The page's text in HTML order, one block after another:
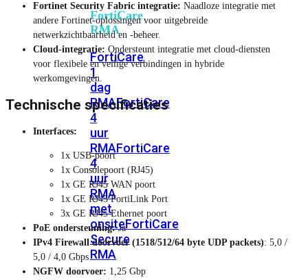
FortiCare
RMA
FortiCare
1
dag
RMAFortiCare
4
uur
RMAFortiCare
4
uur
RMA
met
onsiteFortiCare
Secure
RMA
Fortinet Security Fabric integratie: Naadloze integratie met
andere Fortinet-oplossingen voor uitgebreide
netwerkzichtbaarheid en -beheer.
Cloud-integratie: Ondersteunt integratie met cloud-diensten
voor flexibele en veilige verbindingen in hybride
werkomgevingen.
Technische specificaties
Interfaces:
1x USB-poort
1x Consolepoort (RJ45)
1x GE RJ45 WAN poort
1x GE RJ45 FortiLink Port
3x GE RJ45 Ethernet poort
PoE ondersteuning:Ja
IPv4 Firewall doorvoer (1518/512/64 byte UDP packets): 5,0 /
5,0 / 4,0 Gbps
NGFW doorvoer: 1,25 Gbp